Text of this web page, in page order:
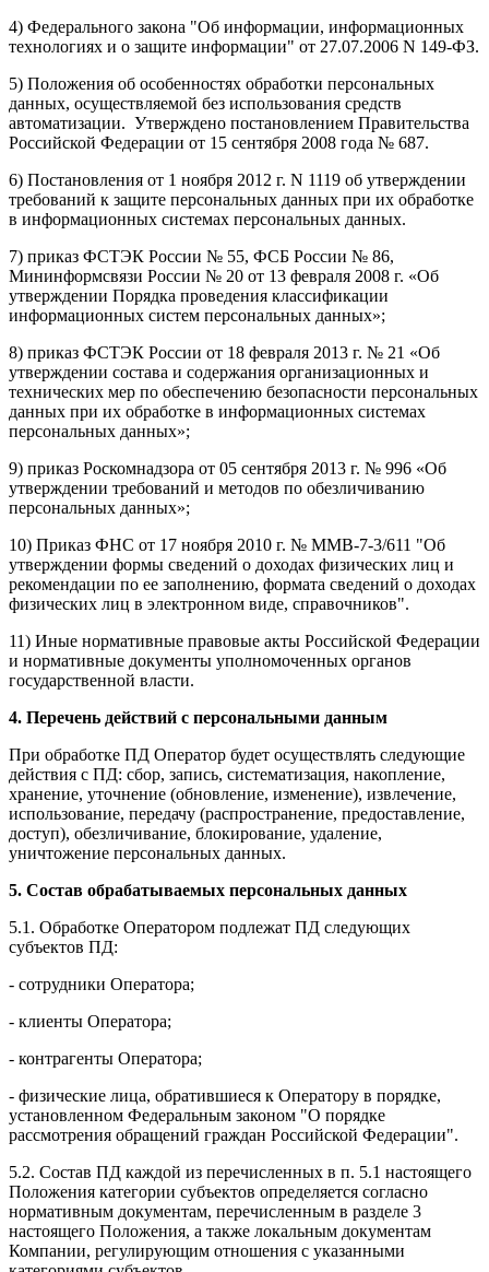
4) Федерального закона "Об информации, информационных
технологиях и о защите информации" от 27.07.2006 N 149-ФЗ.
5) Положения об особенностях обработки персональных
данных, осуществляемой без использования средств
автоматизации. Утверждено постановлением Правительства
Российской Федерации от 15 сентября 2008 года № 687.
6) Постановления от 1 ноября 2012 г. N 1119 об утверждении
требований к защите персональных данных при их обработке
в информационных системах персональных данных.
7) приказ ФСТЭК России № 55, ФСБ России № 86,
Мининформсвязи России № 20 от 13 февраля 2008 г. «Об
утверждении Порядка проведения классификации
информационных систем персональных данных»;
8) приказ ФСТЭК России от 18 февраля 2013 г. № 21 «Об
утверждении состава и содержания организационных и
технических мер по обеспечению безопасности персональных
данных при их обработке в информационных системах
персональных данных»;
9) приказ Роскомнадзора от 05 сентября 2013 г. № 996 «Об
утверждении требований и методов по обезличиванию
персональных данных»;
10) Приказ ФНС от 17 ноября 2010 г. № ММВ-7-3/611 "Об
утверждении формы сведений о доходах физических лиц и
рекомендации по ее заполнению, формата сведений о доходах
физических лиц в электронном виде, справочников".
11) Иные нормативные правовые акты Российской Федерации
и нормативные документы уполномоченных органов
государственной власти.
4. Перечень действий с персональными данным
При обработке ПД Оператор будет осуществлять следующие
действия с ПД: сбор, запись, систематизация, накопление,
хранение, уточнение (обновление, изменение), извлечение,
использование, передачу (распространение, предоставление,
доступ), обезличивание, блокирование, удаление,
уничтожение персональных данных.
5. Состав обрабатываемых персональных данных
5.1. Обработке Оператором подлежат ПД следующих
субъектов ПД:
- сотрудники Оператора;
- клиенты Оператора;
- контрагенты Оператора;
- физические лица, обратившиеся к Оператору в порядке,
установленном Федеральным законом "О порядке
рассмотрения обращений граждан Российской Федерации".
5.2. Состав ПД каждой из перечисленных в п. 5.1 настоящего
Положения категории субъектов определяется согласно
нормативным документам, перечисленным в разделе 3
настоящего Положения, а также локальным документам
Компании, регулирующим отношения с указанными